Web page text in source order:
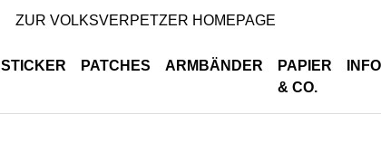
ZUR VOLKSVERPETZER HOMEPAGE
STICKER PATCHES ARMBÄNDER
PAPIER
& CO.